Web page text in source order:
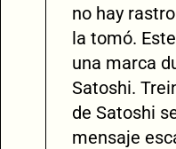
no hay
la tomó.
una marca
Satoshi.
de Satoshi
mensaje